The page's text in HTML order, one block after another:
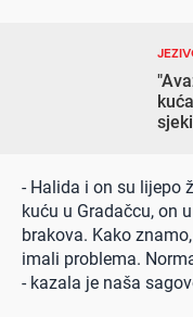
- Halida i on su lijepo
kuću u Gradačcu, on
brakova. Kako
imali problema.
- kazala je naša